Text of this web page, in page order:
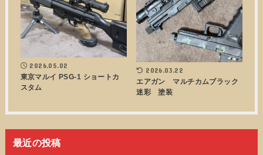
2026.05.02
東京マルイ PSG-1 ショートカ
スタム
2026.03.22
エアガン マルチカムブラック
迷彩 塗装
最近の投稿